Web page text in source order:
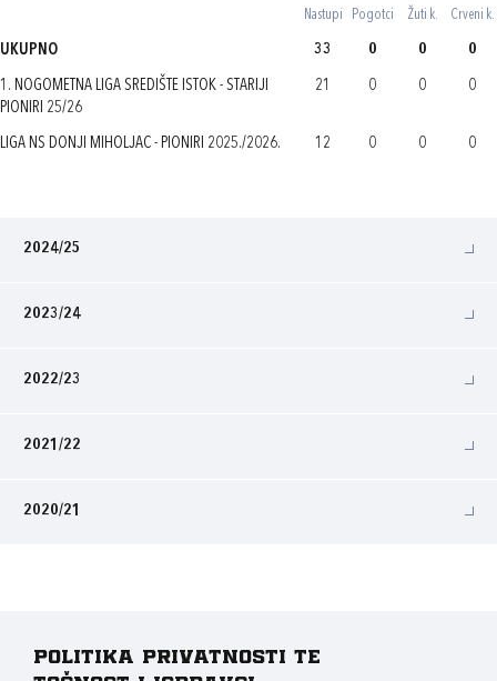
Nastupi Pogotci Žuti k. Crveni k.
UKUPNO 33 0 0 0
1. NOGOMETNA LIGA SREDIŠTE ISTOK - STARIJI
PIONIRI 25/26
21 0 0 0
LIGA NS DONJI MIHOLJAC - PIONIRI 2025./2026. 12 0 0 0
2024/25
2023/24
2022/23
2021/22
2020/21
Politika privatnosti te